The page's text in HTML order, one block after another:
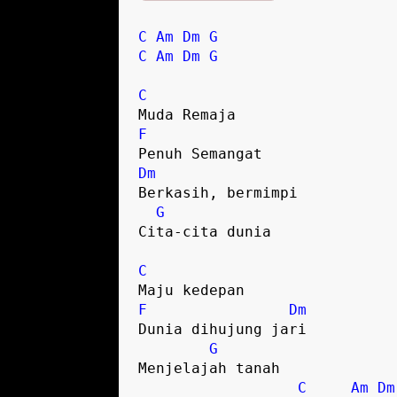
C Am Dm G
C Am Dm G
C
F
Dm
Berkasih, bermimpi
G
Cita-cita dunia
C
F
Dm
Dunia dihujung jari
G
Menjelajah tanah
C
Am Dm